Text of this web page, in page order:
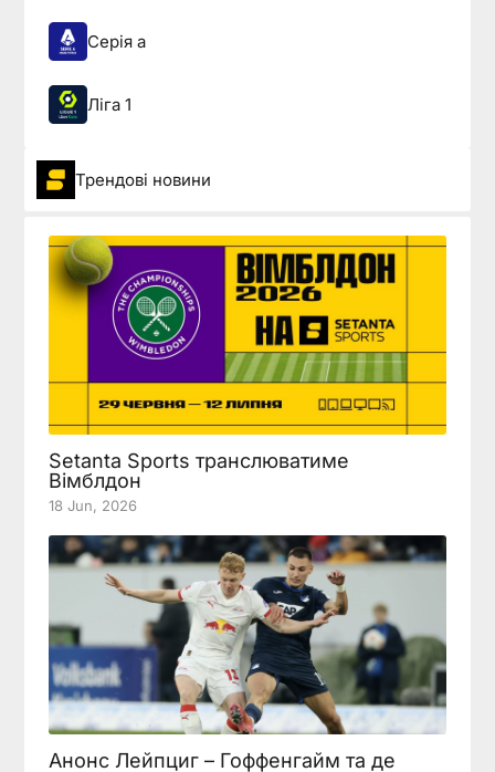
Серія а
Ліга 1
Трендові новини
Setanta Sports транслюватиме
Вімблдон
18 Jun, 2026
Анонс Лейпциг – Гоффенгайм та де